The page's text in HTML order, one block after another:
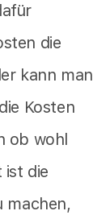
die
kann man
Kosten
ob wohl
ist die
machen,